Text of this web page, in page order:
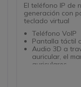
El teléfono IP de
generación con
teclado virtual
Teléfono VoIP
Pantalla táctil
Audio 3D a
auricular, el
auriculares